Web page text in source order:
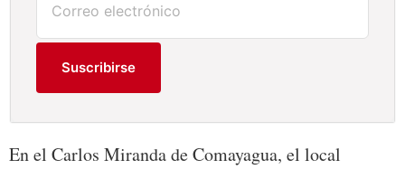
Suscribirse
En el Carlos Miranda de Comayagua, el local